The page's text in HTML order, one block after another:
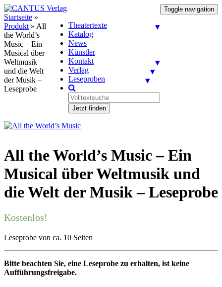
Toggle navigation
Theatertexte
Katalog
News
Künstler
Kontakt
Verlag
Leseproben
Jetzt finden
Startseite »
Produkt » All
the World’s
Music – Ein
Musical über
Weltmusik
und die Welt
der Musik –
Leseprobe
All the World’s Music – Ein
Musical über Weltmusik und
die Welt der Musik – Leseprobe
Kostenlos!
Leseprobe von ca. 10 Seiten
Bitte beachten Sie, eine Leseprobe zu erhalten, ist keine
Aufführungsfreigabe.